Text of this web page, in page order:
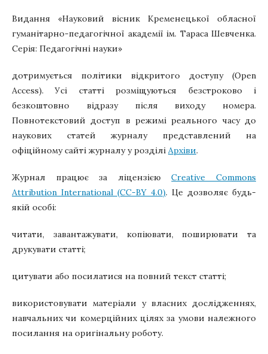
Видання «Науковий вісник Кременецької обласної
гуманітарно-педагогічної академії ім. Тараса Шевченка.
Серія: Педагогічні науки»
дотримується політики відкритого доступу (Open
Access). Усі статті розміщуються безстроково і
безкоштовно відразу після виходу номера.
Повнотекстовий доступ в режимі реального часу до
наукових статей журналу представлений на
офіційному сайті журналу у розділі Архіви.
Журнал працює за ліцензієюCreative Commons
Attribution International (CC-BY 4.0). Це дозволяє будь-
якій особі:
читати, завантажувати, копіювати, поширювати та
друкувати статті;
цитувати або посилатися на повний текст статті;
використовувати матеріали у власних дослідженнях,
навчальних чи комерційних цілях за умови належного
посилання на оригінальну роботу.